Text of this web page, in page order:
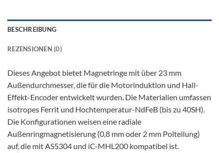
BESCHREIBUNG
REZENSIONEN (0)
Dieses Angebot bietet Magnetringe mit über 23 mm
Außendurchmesser, die für die Motorinduktion und Hall-
Effekt-Encoder entwickelt wurden. Die Materialien umfassen
isotropes Ferrit und Hochtemperatur-NdFeB (bis zu 40SH).
Die Konfigurationen weisen eine radiale
Außenringmagnetisierung (0,8 mm oder 2 mm Polteilung)
auf, die mit AS5304 und iC-MHL200 kompatibel ist.